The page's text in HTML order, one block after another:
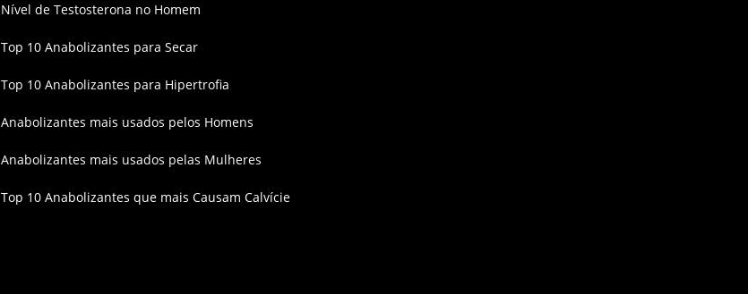
Nível de Testosterona no Homem
Top 10 Anabolizantes para Secar
Top 10 Anabolizantes para Hipertrofia
Anabolizantes mais usados pelos Homens
Anabolizantes mais usados pelas Mulheres
Top 10 Anabolizantes que mais Causam Calvície